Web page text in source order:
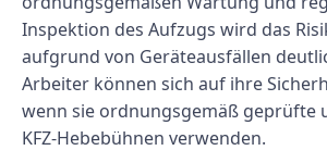
Inspektion des Aufzugs wird das
aufgrund von Geräteausfällen
Arbeiter können sich auf ihre
wenn sie ordnungsgemäß geprüfte
KFZ-Hebebühnen verwenden.